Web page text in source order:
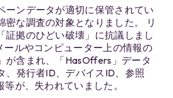
ーンデータが適切に保管されてい
密な調査の対象となりました。 リ
証拠のひどい破壊」に抗議しまし
ールやコンピューター上の情報の
が含まれ、「HasOffers」データ
、発行者ID、デバイスID、参照
が、失われていました。